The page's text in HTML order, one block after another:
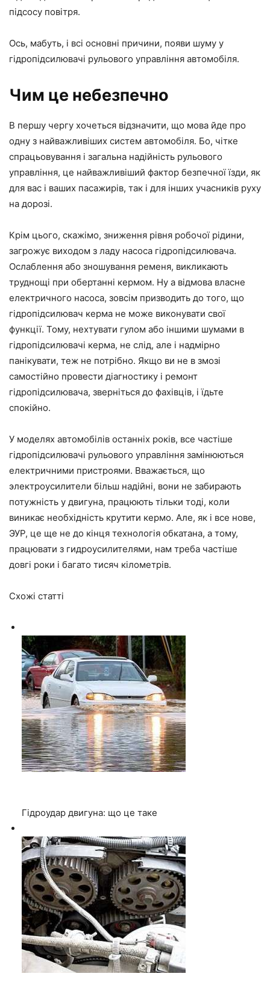
підсосу повітря.
Ось, мабуть, і всі основні причини, появи шуму у
гідропідсилювачі рульового управління автомобіля.
Чим це небезпечно
В першу чергу хочеться відзначити, що мова йде про
одну з найважливіших систем автомобіля. Бо, чітке
спрацьовування і загальна надійність рульового
управління, це найважливіший фактор безпечної їзди, як
для вас і ваших пасажирів, так і для інших учасників руху
на дорозі.
Крім цього, скажімо, зниження рівня робочої рідини,
загрожує виходом з ладу насоса гідропідсилювача.
Ослаблення або зношування ременя, викликають
труднощі при обертанні кермом. Ну а відмова власне
електричного насоса, зовсім призводить до того, що
гідропідсилювач керма не може виконувати свої
функції. Тому, нехтувати гулом або іншими шумами в
гідропідсилювачі керма, не слід, але і надмірно
панікувати, теж не потрібно. Якщо ви не в змозі
самостійно провести діагностику і ремонт
гідропідсилювача, зверніться до фахівців, і їдьте
спокійно.
У моделях автомобілів останніх років, все частіше
гідропідсилювачі рульового управління замінюються
електричними пристроями. Вважається, що
электроусилители більш надійні, вони не забирають
потужність у двигуна, працюють тільки тоді, коли
виникає необхідність крутити кермо. Але, як і все нове,
ЭУР, це ще не до кінця технологія обкатана, а тому,
працювати з гидроусилителями, нам треба частіше
довгі роки і багато тисяч кілометрів.
Схожі статті
Гідроудар двигуна: що це таке